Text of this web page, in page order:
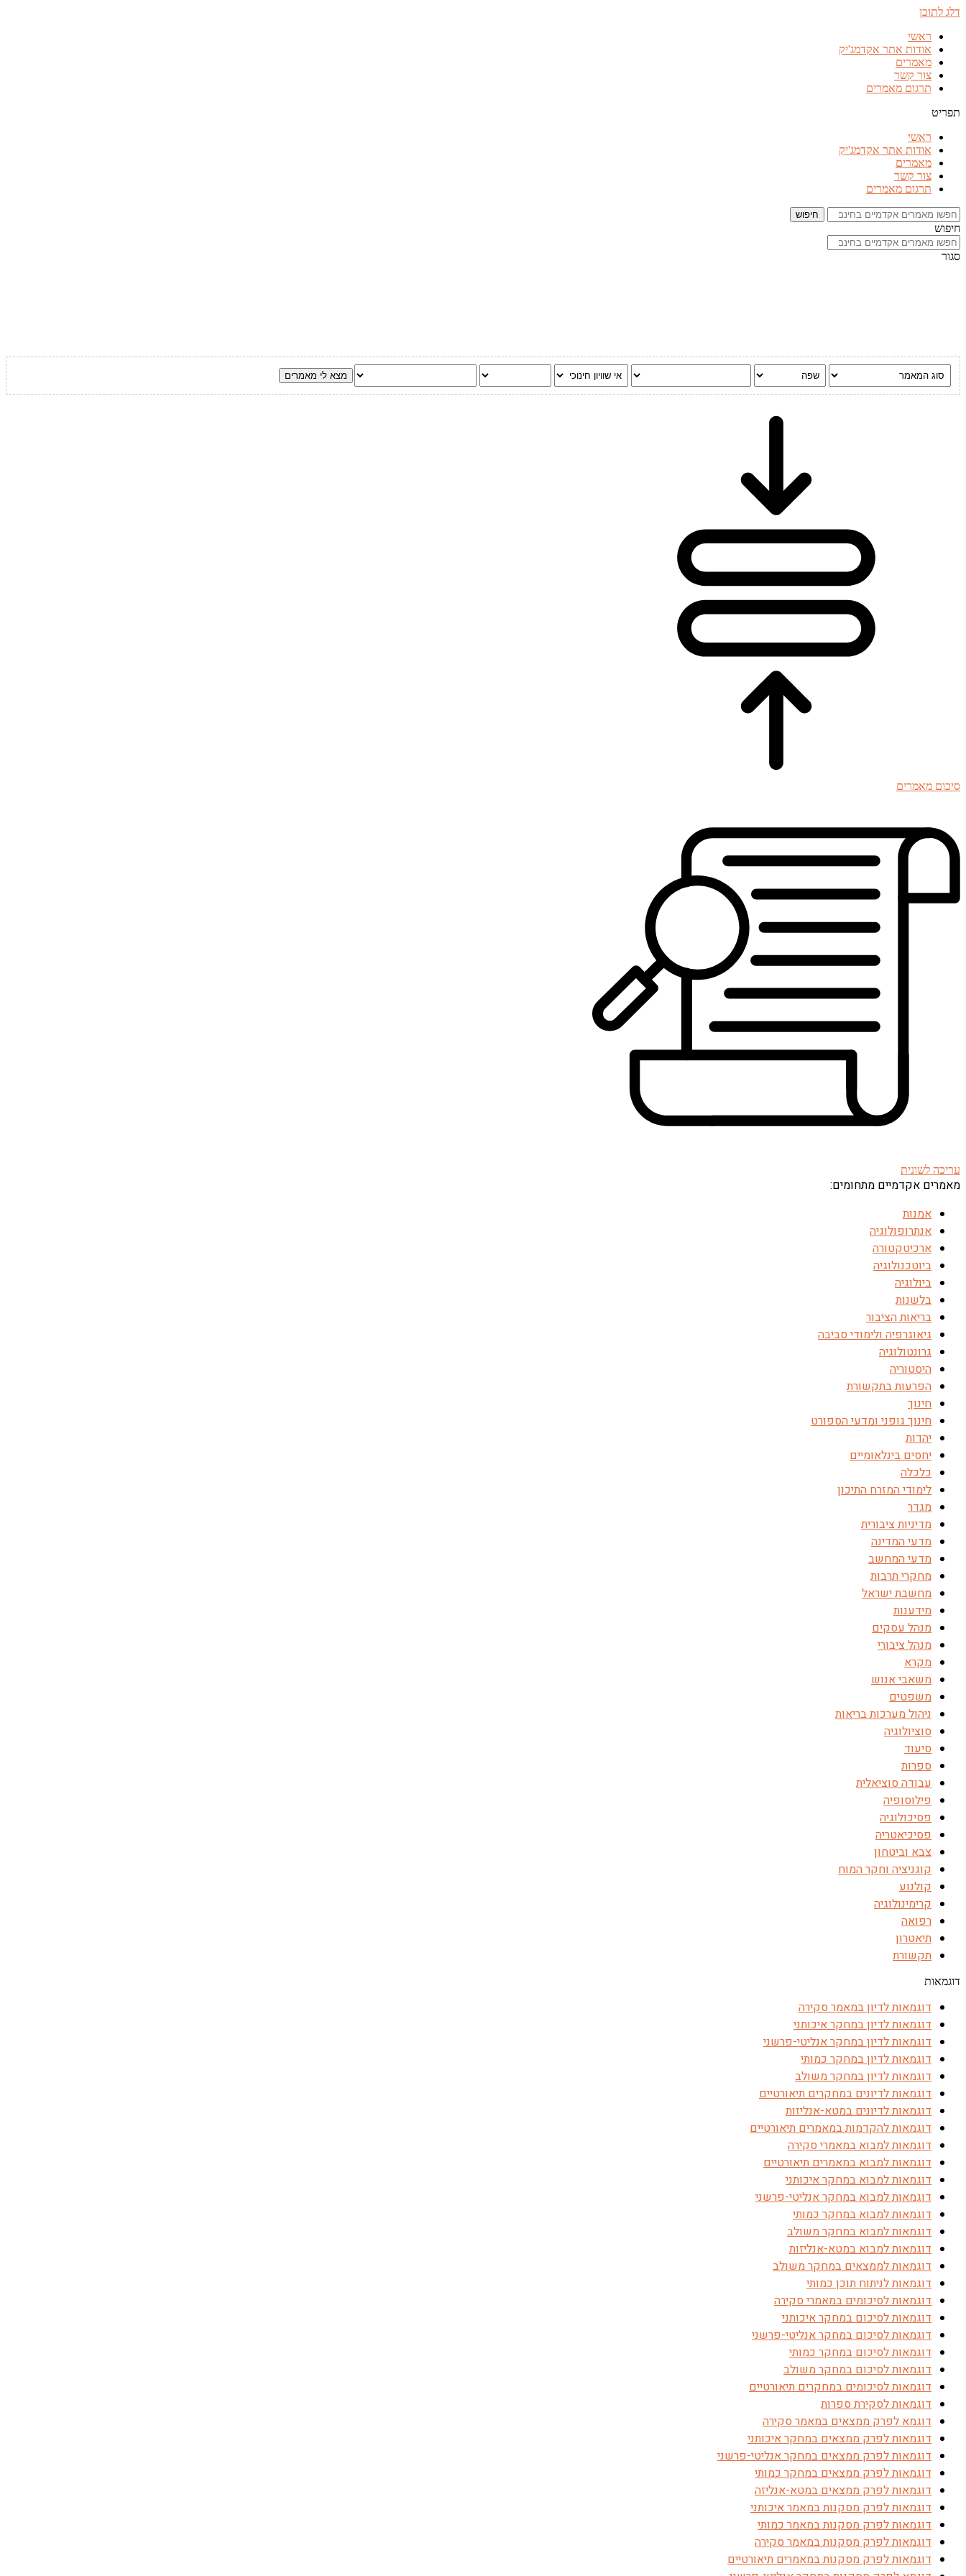
דלג לתוכן
ראשי
אודות אתר אקדמג'יק
מאמרים
צור קשר
תרגום מאמרים
תפריט
ראשי
אודות אתר אקדמג'יק
מאמרים
צור קשר
תרגום מאמרים
חיפוש
חיפוש
סגור
סיכום מאמרים
עריכה לשונית
מאמרים אקדמיים מתחומים:
אמנות
אנתרופולוגיה
ארכיטקטורה
ביוטכנולוגיה
ביולוגיה
בלשנות
בריאות הציבור
גיאוגרפיה ולימודי סביבה
גרונטולוגיה
היסטוריה
הפרעות בתקשורת
חינוך
חינוך גופני ומדעי הספורט
יהדות
יחסים בינלאומיים
כלכלה
לימודי המזרח התיכון
מגדר
מדיניות ציבורית
מדעי המדינה
מדעי המחשב
מחקרי תרבות
מחשבת ישראל
מידענות
מנהל עסקים
מנהל ציבורי
מקרא
משאבי אנוש
משפטים
ניהול מערכות בריאות
סוציולוגיה
סיעוד
ספרות
עבודה סוציאלית
פילוסופיה
פסיכולוגיה
פסיכיאטריה
צבא וביטחון
קוגניציה וחקר המוח
קולנוע
קרימינולוגיה
רפואה
תיאטרון
תקשורת
דוגמאות
דוגמאות לדיון במאמר סקירה
דוגמאות לדיון במחקר איכותני
דוגמאות לדיון במחקר אנליטי-פרשני
דוגמאות לדיון במחקר כמותי
דוגמאות לדיון במחקר משולב
דוגמאות לדיונים במחקרים תיאורטיים
דוגמאות לדיונים במטא-אנליזות
דוגמאות להקדמות במאמרים תיאורטיים
דוגמאות למבוא במאמרי סקירה
דוגמאות למבוא במאמרים תיאורטיים
דוגמאות למבוא במחקר איכותני
דוגמאות למבוא במחקר אנליטי-פרשני
דוגמאות למבוא במחקר כמותי
דוגמאות למבוא במחקר משולב
דוגמאות למבוא במטא-אנליזות
דוגמאות לממצאים במחקר משולב
דוגמאות לניתוח תוכן כמותי
דוגמאות לסיכומים במאמרי סקירה
דוגמאות לסיכום במחקר איכותני
דוגמאות לסיכום במחקר אנליטי-פרשני
דוגמאות לסיכום במחקר כמותי
דוגמאות לסיכום במחקר משולב
דוגמאות לסיכומים במחקרים תיאורטיים
דוגמאות לסקירת ספרות
דוגמא לפרק ממצאים במאמר סקירה
דוגמאות לפרק ממצאים במחקר איכותני
דוגמאות לפרק ממצאים במחקר אנליטי-פרשני
דוגמאות לפרק ממצאים במחקר כמותי
דוגמאות לפרק ממצאים במטא-אנליזה
דוגמאות לפרק מסקנות במאמר איכותני
דוגמאות לפרק מסקנות במאמר כמותי
דוגמאות לפרק מסקנות במאמר סקירה
דוגמאות לפרק מסקנות במאמרים תיאורטיים